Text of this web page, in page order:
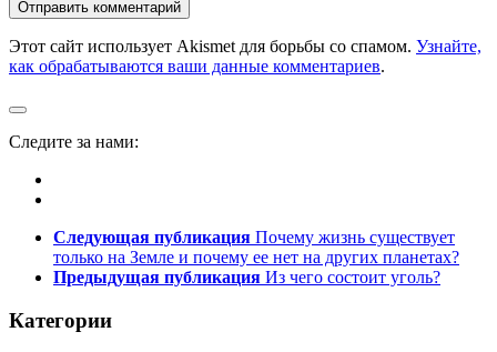
Этот сайт использует Akismet для борьбы со спамом. Узнайте,
как обрабатываются ваши данные комментариев.
Следите за нами:
Следующая публикация Почему жизнь существует
только на Земле и почему ее нет на других планетах?
Предыдущая публикация Из чего состоит уголь?
Категории